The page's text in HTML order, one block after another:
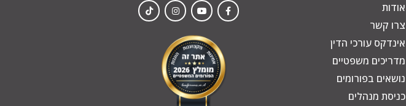
אודות
צרו קשר
אינדקס עורכי הדין
מדריכים משפטיים
נושאים בפורומים
כניסת מנהלים